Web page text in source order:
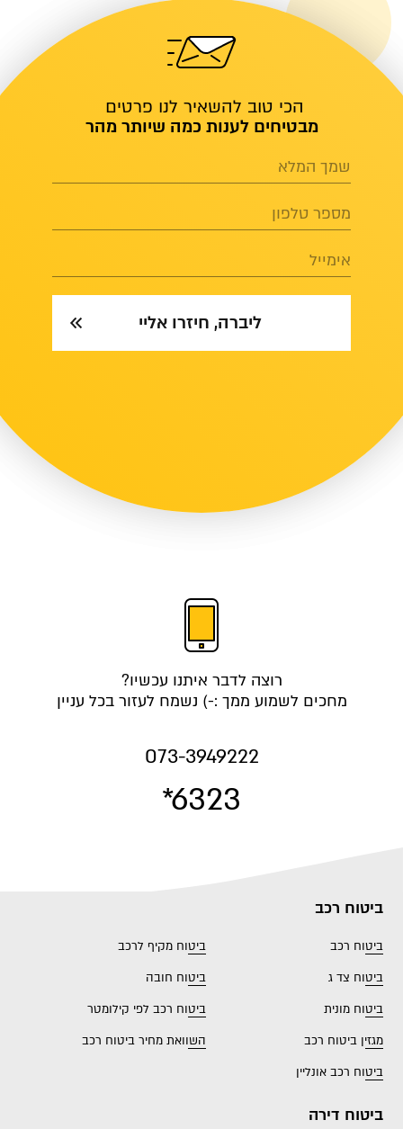
הכי טוב להשאיר לנו פרטים
מבטיחים לענות כמה שיותר מהר
שמך המלא
מספר טלפון
אימייל
ליברה, חיזרו אליי
רוצה לדבר איתנו עכשיו?
מחכים לשמוע ממך :-) נשמח לעזור בכל עניין
073-3949222
*6323
ביטוח רכב
ביטוח רכב
ביטוח מקיף לרכב
ביטוח צד ג
ביטוח חובה
ביטוח מונית
ביטוח רכב לפי קילומטר
מגזין ביטוח רכב
השוואת מחיר ביטוח רכב
ביטוח רכב אונליין
ביטוח דירה